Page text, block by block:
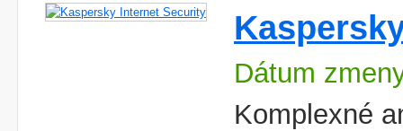
Dátum
Komplexné